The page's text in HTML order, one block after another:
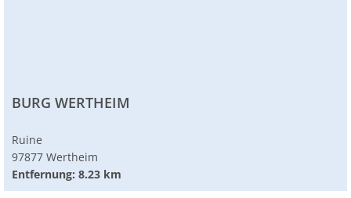
BURG WERTHEIM
Ruine
97877 Wertheim
Entfernung: 8.23 km